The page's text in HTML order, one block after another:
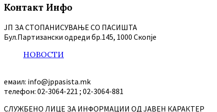
Контакт Инфо
ЈП ЗА СТОПАНИСУВАЊЕ СО ПАСИШТА
Бул.Партизански oдреди бр.145, 1000 Скопје
НОВОСТИ
емаил: info@jppasista.mk
телефон: 02-3064-221 ; 02-3064-881
СЛУЖБЕНО ЛИЦЕ ЗА ИНФОРМАЦИИ ОД ЈАВЕН КАРАКТЕР